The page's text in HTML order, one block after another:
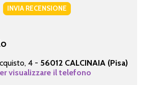
INVIA RECENSIONE
4 - 56012 CALCINAIA (Pisa)
visualizzare il telefono